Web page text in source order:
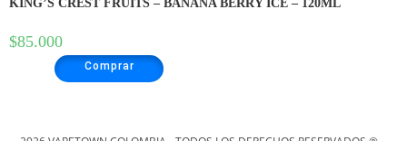
KING’S CREST FRUITS – BANANA BERRY ICE – 120ML
$85.000
Comprar